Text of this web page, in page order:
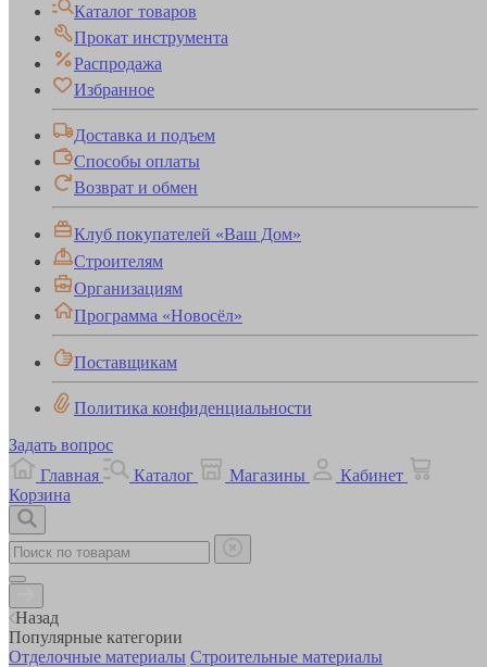
Каталог товаров
Прокат инструмента
Распродажа
Избранное
Доставка и подъем
Способы оплаты
Возврат и обмен
Клуб покупателей «Ваш Дом»
Строителям
Организациям
Программа «Новосёл»
Поставщикам
Политика конфиденциальности
Задать вопрос
Главная
Каталог Магазины
Кабинет
Корзина
Назад
Популярные категории
Отделочные материалы Строительные материалы